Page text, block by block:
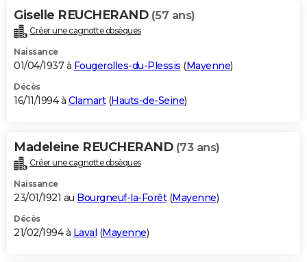
Giselle REUCHERAND (57 ans)
Créer une cagnotte obsèques
Naissance
01/04/1937 à Fougerolles-du-Plessis (Mayenne)
Décès
16/11/1994 à Clamart(Hauts-de-Seine)
Madeleine REUCHERAND (73 ans)
Créer une cagnotte obsèques
Naissance
23/01/1921 au Bourgneuf-la-Forêt(Mayenne)
Décès
21/02/1994 à Laval (Mayenne)